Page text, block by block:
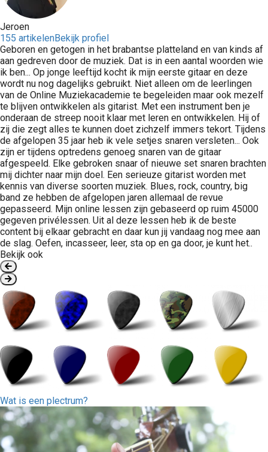
Jeroen
155 artikelenBekijk profiel
Geboren en getogen in het brabantse platteland en van kinds af
aan gedreven door de muziek. Dat is in een aantal woorden wie
ik ben... Op jonge leeftijd kocht ik mijn eerste gitaar en deze
wordt nu nog dagelijks gebruikt. Niet alleen om de leerlingen
van de Online Muziekacademie te begeleiden maar ook mezelf
te blijven ontwikkelen als gitarist. Met een instrument ben je
onderaan de streep nooit klaar met leren en ontwikkelen. Hij of
zij die zegt alles te kunnen doet zichzelf immers tekort. Tijdens
de afgelopen 35 jaar heb ik vele setjes snaren versleten... Ook
zijn er tijdens optredens genoeg snaren van de gitaar
afgespeeld. Elke gebroken snaar of nieuwe set snaren brachten
mij dichter naar mijn doel. Een serieuze gitarist worden met
kennis van diverse soorten muziek. Blues, rock, country, big
band ze hebben de afgelopen jaren allemaal de revue
gepasseerd. Mijn online lessen zijn gebaseerd op ruim 45000
gegeven privélessen. Uit al deze lessen heb ik de beste
content bij elkaar gebracht en daar kun jij vandaag nog mee aan
de slag. Oefen, incasseer, leer, sta op en ga door, je kunt het..
Bekijk ook
Wat is een plectrum?